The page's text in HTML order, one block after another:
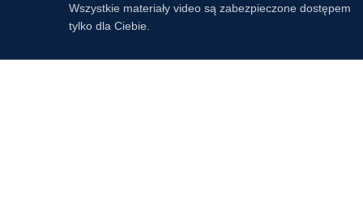
Wszystkie materiały video są zabezpieczone dostępem
tylko dla Ciebie.